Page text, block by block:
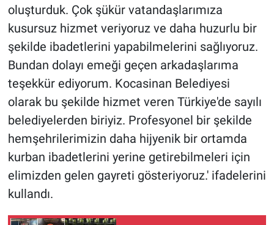
oluşturduk. Çok şükür vatandaşlarımıza
kusursuz hizmet veriyoruz ve daha huzurlu bir
şekilde ibadetlerini yapabilmelerini sağlıyoruz.
Bundan dolayı emeği geçen arkadaşlarıma
teşekkür ediyorum. Kocasinan Belediyesi
olarak bu şekilde hizmet veren Türkiye'de sayılı
belediyelerden biriyiz. Profesyonel bir şekilde
hemşehrilerimizin daha hijyenik bir ortamda
kurban ibadetlerini yerine getirebilmeleri için
elimizden gelen gayreti gösteriyoruz.' ifadelerini
kullandı.